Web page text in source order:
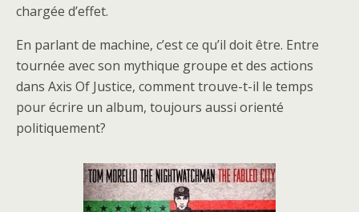
chargée d’effet.
En parlant de machine, c’est ce qu’il doit être. Entre
tournée avec son mythique groupe et des actions
dans Axis Of Justice, comment trouve-t-il le temps
pour écrire un album, toujours aussi orienté
politiquement?